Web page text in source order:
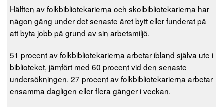
Hälften av folkbibliotekarierna och skolbibliotekarierna har
någon gång under det senaste året bytt eller funderat på
att byta jobb på grund av sin arbetsmiljö.
51 procent av folkbibliotekarierna arbetar ibland själva ute i
biblioteket, jämfört med 60 procent vid den senaste
undersökningen. 27 procent av folkbibliotekarierna arbetar
ensamma dagligen eller flera gånger i veckan.